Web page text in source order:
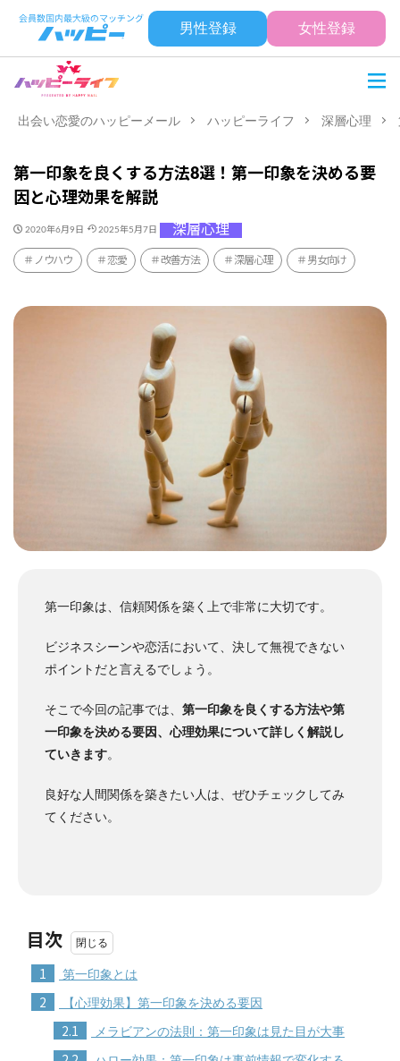
男性登録 女性登録
出会い恋愛のハッピーメール ハッピーライフ 深層心理
第一印象を良くする方法8選！第一印象を決める要
因と心理効果を解説
2020年6月9日 2025年5月7日 深層心理
ノウハウ 恋愛 改善方法 深層心理 男女向け
第一印象は、信頼関係を築く上で非常に大切です。
ビジネスシーンや恋活において、決して無視できない
ポイントだと言えるでしょう。
そこで今回の記事では、 第一印象を良くする方法や第
一印象を決める要因、心理効果について詳しく解説し
ていきます。
良好な人間関係を築きたい人は、ぜひチェックしてみ
てください。
目次
1 第一印象とは
2 【心理効果】第一印象を決める要因
2.1 メラビアンの法則：第一印象は見た目が大事